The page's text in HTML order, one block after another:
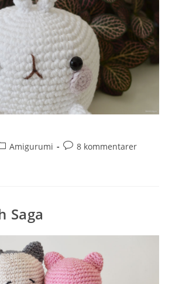
Amigurumi 8 kommentarer
Saga